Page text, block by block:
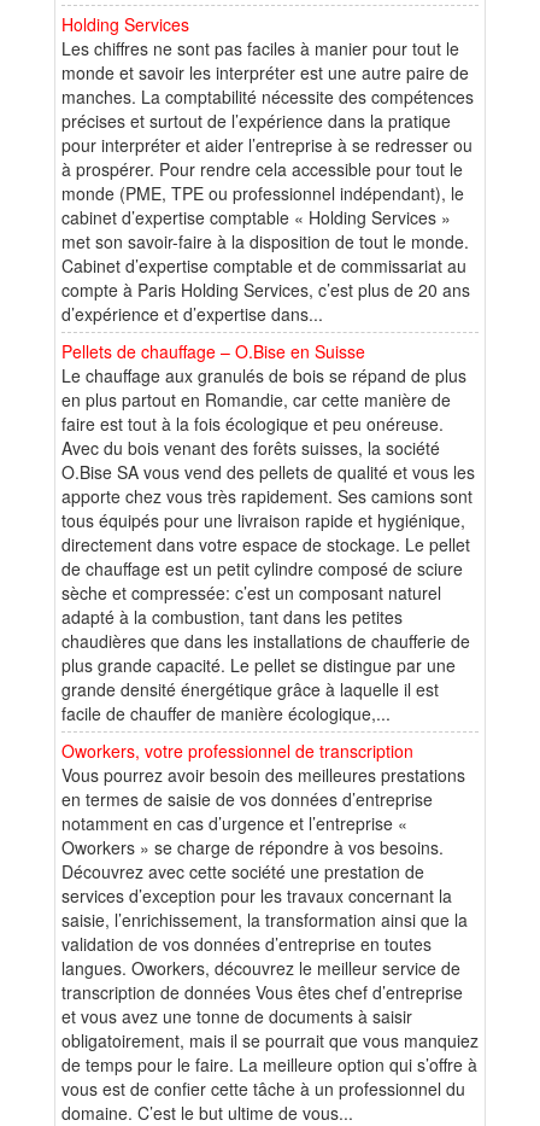
Holding Services
Les chiffres ne sont pas faciles à manier pour tout le
monde et savoir les interpréter est une autre paire de
manches. La comptabilité nécessite des compétences
précises et surtout de l’expérience dans la pratique
pour interpréter et aider l’entreprise à se redresser ou
à prospérer. Pour rendre cela accessible pour tout le
monde (PME, TPE ou professionnel indépendant), le
cabinet d’expertise comptable « Holding Services »
met son savoir-faire à la disposition de tout le monde.
Cabinet d’expertise comptable et de commissariat au
compte à Paris Holding Services, c’est plus de 20 ans
d’expérience et d’expertise dans...
Pellets de chauffage – O.Bise en Suisse
Le chauffage aux granulés de bois se répand de plus
en plus partout en Romandie, car cette manière de
faire est tout à la fois écologique et peu onéreuse.
Avec du bois venant des forêts suisses, la société
O.Bise SA vous vend des pellets de qualité et vous les
apporte chez vous très rapidement. Ses camions sont
tous équipés pour une livraison rapide et hygiénique,
directement dans votre espace de stockage. Le pellet
de chauffage est un petit cylindre composé de sciure
sèche et compressée: c’est un composant naturel
adapté à la combustion, tant dans les petites
chaudières que dans les installations de chaufferie de
plus grande capacité. Le pellet se distingue par une
grande densité énergétique grâce à laquelle il est
facile de chauffer de manière écologique,...
Oworkers, votre professionnel de transcription
Vous pourrez avoir besoin des meilleures prestations
en termes de saisie de vos données d’entreprise
notamment en cas d’urgence et l’entreprise «
Oworkers » se charge de répondre à vos besoins.
Découvrez avec cette société une prestation de
services d’exception pour les travaux concernant la
saisie, l’enrichissement, la transformation ainsi que la
validation de vos données d’entreprise en toutes
langues. Oworkers, découvrez le meilleur service de
transcription de données Vous êtes chef d’entreprise
et vous avez une tonne de documents à saisir
obligatoirement, mais il se pourrait que vous manquiez
de temps pour le faire. La meilleure option qui s’offre à
vous est de confier cette tâche à un professionnel du
domaine. C’est le but ultime de vous...